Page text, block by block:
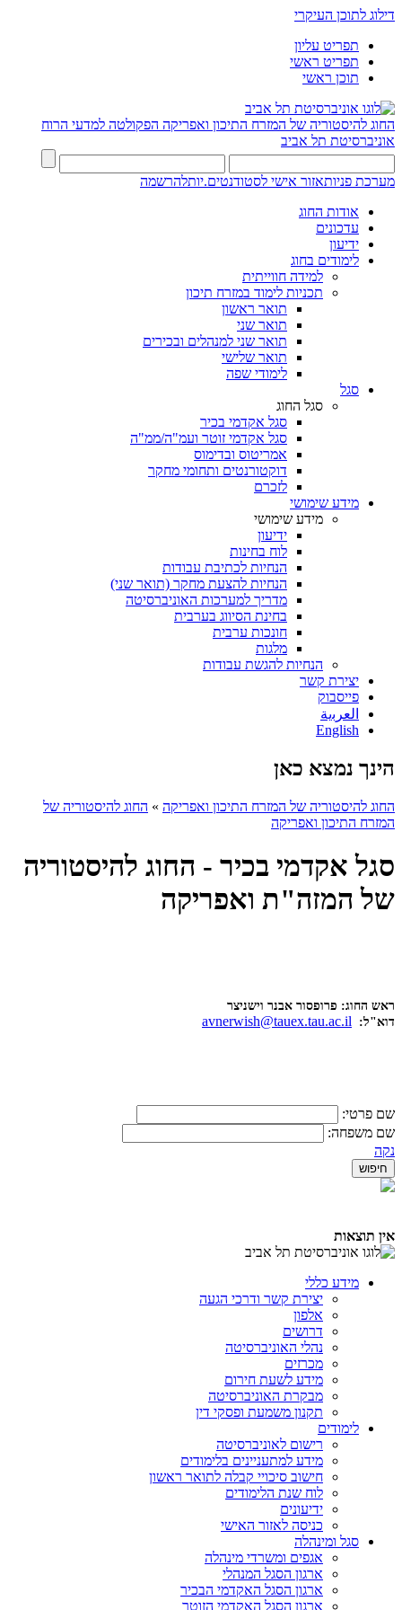
דילוג לתוכן העיקרי
תפריט עליון
תפריט ראשי
תוכן ראשי
החוג להיסטוריה של המזרח התיכון ואפריקה הפקולטה למדעי הרוח
אוניברסיטת תל אביב
מערכת פניותאזור אישי לסטודנטים.יותלהרשמה
אודות החוג
עדכונים
ידיעון
לימודים בחוג
למידה חווייתית
תכניות לימוד במזרח תיכון
תואר ראשון
תואר שני
תואר שני למנהלים ובכירים
תואר שלישי
לימודי שפה
סגל
סגל החוג
סגל אקדמי בכיר
סגל אקדמי זוטר ועמ"ה/ממ"ה
אמריטוס ובדימוס
דוקטורנטים ותחומי מחקר
לזכרם
מידע שימושי
מידע שימושי
ידיעון
לוח בחינות
הנחיות לכתיבת עבודות
הנחיות להצעת מחקר (תואר שני)
מדריך למערכות האוניברסיטה
בחינת הסיווג בערבית
חונכות ערבית
מלגות
הנחיות להגשת עבודות
יצירת קשר
פייסבוק
ﺍﻟﻌﺮﺑﻳﺔ
English
הינך נמצא כאן
החוג להיסטוריה של המזרח התיכון ואפריקה » החוג להיסטוריה של
המזרח התיכון ואפריקה
סגל אקדמי בכיר - החוג להיסטוריה
של המזה"ת ואפריקה
ראש החוג: פרופסור אבנר וישניצר
דוא"ל:
avnerwish@tauex.tau.ac.il
שם פרטי:
שם משפחה:
נקה
אין תוצאות
מידע כללי
יצירת קשר ודרכי הגעה
אלפון
דרושים
נהלי האוניברסיטה
מכרזים
מידע לשעת חירום
מבקרת האוניברסיטה
תקנון משמעת ופסקי דין
לימודים
רישום לאוניברסיטה
מידע למתעניינים בלימודים
חישוב סיכויי קבלה לתואר ראשון
לוח שנת הלימודים
ידיעונים
כניסה לאזור האישי
סגל ומינהלה
אגפים ומשרדי מינהלה
ארגון הסגל המנהלי
ארגון הסגל האקדמי הבכיר
ארגון הסגל האקדמי הזוטר